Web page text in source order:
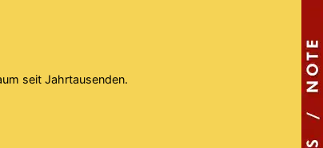
seit Jahrtausenden.